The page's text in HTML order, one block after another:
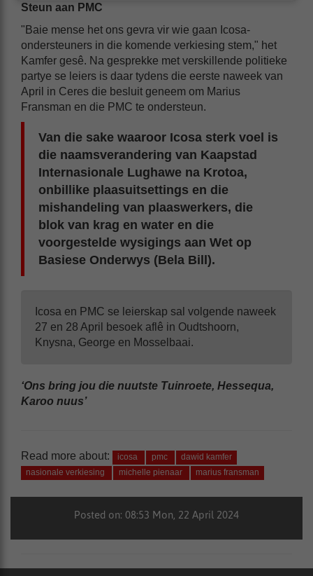
Steun aan PMC
"Baie mense het ons gevra vir wie gaan Icosa-
ondersteuners in die komende verkiesing stem," het
Kamfer gesê. Na gesprekke met verskillende politieke
partye se leiers is daar tydens die eerste naweek van
April in Ceres die besluit geneem om Marius
Fransman en die PMC te ondersteun.
Van die sake waaroor Icosa sterk voel is
die naamsverandering van Kaapstad
Internasionale Lughawe na Krotoa,
onbillike plaasuitsettings en die
mishandeling van plaaswerkers, die
blok van krag en water en die
voorgestelde wysigings aan Wet op
Basiese Onderwys (Bela Bill).
Icosa en PMC se leierskap sal volgende naweek
27 en 28 April besoek aflê in Oudtshoorn,
Knysna, George en Mosselbaai.
‘Ons bring jou die nuutste Tuinroete, Hessequa,
Karoo nuus’
Read more about: icosa pmc
dawid kamfer
nasionale verkiesing
michelle pienaar marius fransman
Posted on: 08:53 Mon, 22 April 2024